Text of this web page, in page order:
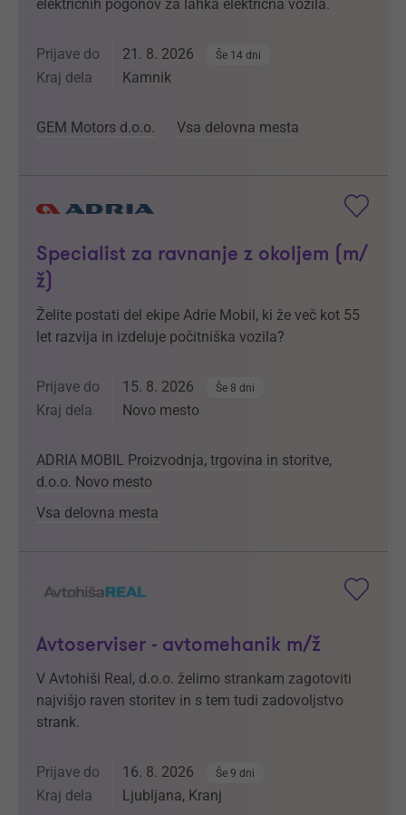
električnih pogonov za lahka električna vozila.
Prijave do 21. 8. 2026 Še 14 dni
Kraj dela Kamnik
GEM Motors d.o.o. Vsa delovna mesta
Specialist za ravnanje z okoljem (m/
ž)
Želite postati del ekipe Adrie Mobil, ki že več kot 55
let razvija in izdeluje počitniška vozila?
Prijave do 15. 8. 2026 Še 8 dni
Kraj dela Novo mesto
ADRIA MOBIL Proizvodnja, trgovina in storitve,
d.o.o. Novo mesto
Vsa delovna mesta
Avtoserviser - avtomehanik m/ž
V Avtohiši Real, d.o.o. želimo strankam zagotoviti
najvišjo raven storitev in s tem tudi zadovoljstvo
strank.
Prijave do 16. 8. 2026 Še 9 dni
Kraj dela Ljubljana, Kranj